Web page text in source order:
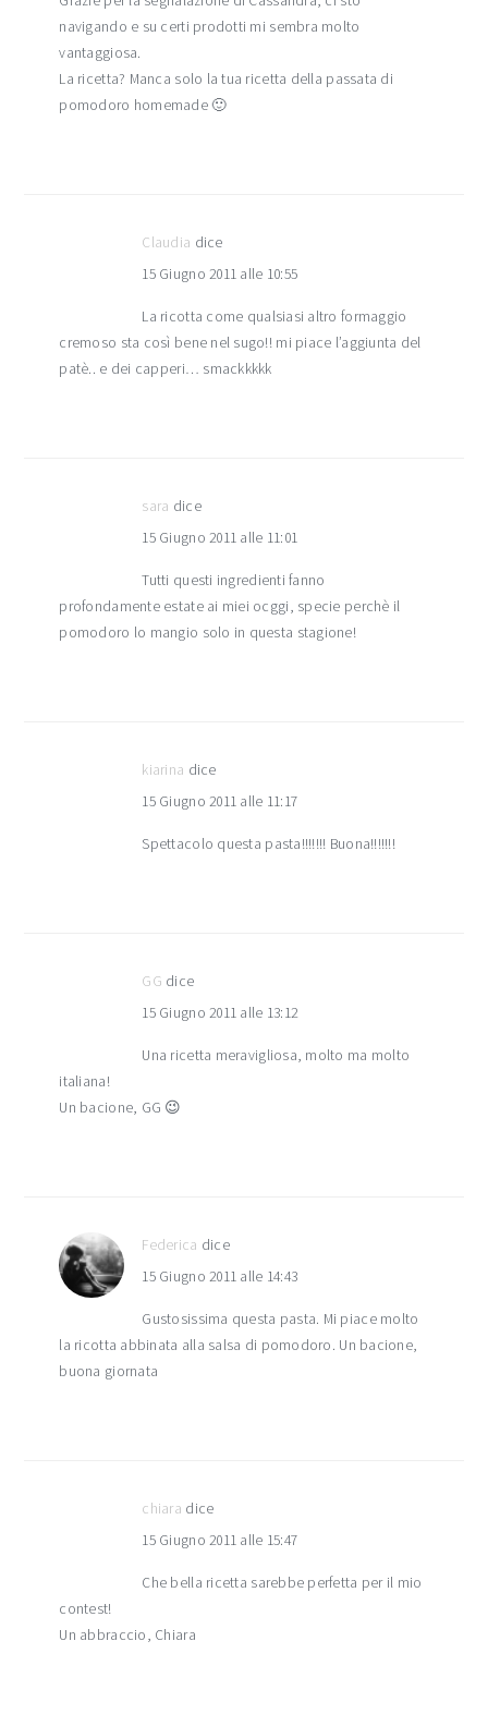
navigando e su certi prodotti mi sembra molto
vantaggiosa.
La ricetta? Manca solo la tua ricetta della passata di
pomodoro homemade 🙂
Claudia dice
15 Giugno 2011 alle 10:55
La ricotta come qualsiasi altro formaggio
cremoso sta così bene nel sugo!! mi piace l’aggiunta del
patè.. e dei capperi… smackkkkk
sara dice
15 Giugno 2011 alle 11:01
Tutti questi ingredienti fanno
profondamente estate ai miei ocggi, specie perchè il
pomodoro lo mangio solo in questa stagione!
kiarina dice
15 Giugno 2011 alle 11:17
Spettacolo questa pasta!!!!!!! Buona!!!!!!!
GG dice
15 Giugno 2011 alle 13:12
Una ricetta meravigliosa, molto ma molto
italiana!
Un bacione, GG 😉
Federica dice
15 Giugno 2011 alle 14:43
Gustosissima questa pasta. Mi piace molto
la ricotta abbinata alla salsa di pomodoro. Un bacione,
buona giornata
chiara dice
15 Giugno 2011 alle 15:47
Che bella ricetta sarebbe perfetta per il mio
contest!
Un abbraccio, Chiara